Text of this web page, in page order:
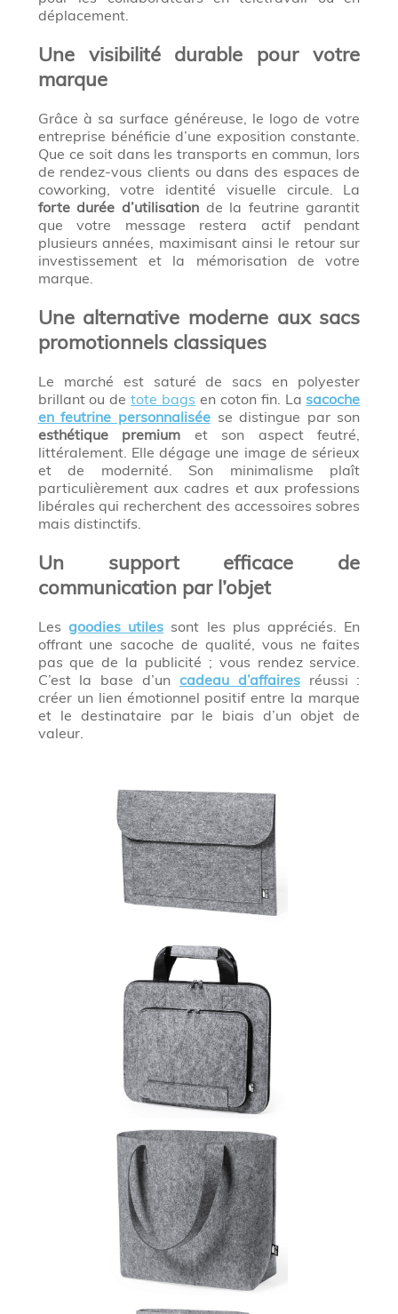
déplacement.
Une visibilité durable pour votre
marque
Grâce à sa surface généreuse, le logo de votre
entreprise bénéficie d’une exposition constante.
Que ce soit dans les transports en commun, lors
de rendez-vous clients ou dans des espaces de
coworking, votre identité visuelle circule. La
forte durée d’utilisationde la feutrine garantit
que votre message restera actif pendant
plusieurs années, maximisant ainsi le retour sur
investissement et la mémorisation de votre
marque.
Une alternative moderne aux sacs
promotionnels classiques
Le marché est saturé de sacs en polyester
brillant ou detote bags en coton fin. Lasacoche
en feutrine personnaliséese distingue par son
esthétique premium et son aspect feutré,
littéralement. Elle dégage une image de sérieux
et de modernité. Son minimalisme plaît
particulièrement aux cadres et aux professions
libérales qui recherchent des accessoires sobres
mais distinctifs.
Un support efficace de
communication par l’objet
Les goodies utiles sont les plus appréciés. En
offrant une sacoche de qualité, vous ne faites
pas que de la publicité ; vous rendez service.
C’est la base d’un cadeau d’affairesréussi :
créer un lien émotionnel positif entre la marque
et le destinataire par le biais d’un objet de
valeur.